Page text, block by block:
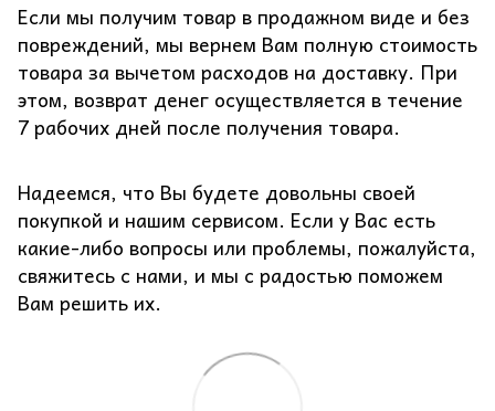
Если мы получим товар в продажном виде и без
повреждений, мы вернем Вам полную стоимость
товара за вычетом расходов на доставку. При
этом, возврат денег осуществляется в течение
7 рабочих дней после получения товара.
Надеемся, что Вы будете довольны своей
покупкой и нашим сервисом. Если у Вас есть
какие-либо вопросы или проблемы, пожалуйста,
свяжитесь с нами, и мы с радостью поможем
Вам решить их.